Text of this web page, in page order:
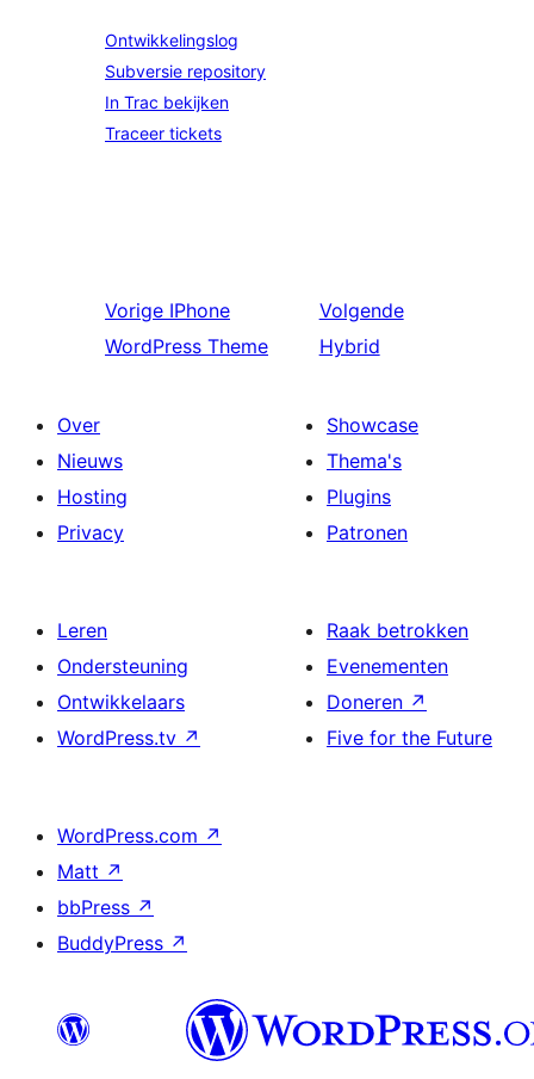
Ontwikkelingslog
Subversie repository
In Trac bekijken
Traceer tickets
Vorige IPhone
WordPress Theme
Volgende
Hybrid
Over
Nieuws
Hosting
Privacy
Showcase
Thema's
Plugins
Patronen
Leren
Ondersteuning
Ontwikkelaars
WordPress.tv ↗
Raak betrokken
Evenementen
Doneren ↗
Five for the Future
WordPress.com ↗
Matt ↗
bbPress ↗
BuddyPress ↗